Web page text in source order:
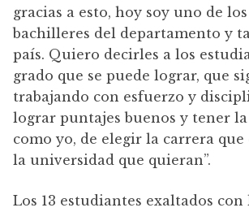
gracias a esto, hoy soy uno de
bachilleres del departamento y
país. Quiero decirles a los
grado que se puede lograr, que
trabajando con esfuerzo y
lograr puntajes buenos y tener
como yo, de elegir la carrera
la universidad que quieran”.
Los 13 estudiantes exaltados con